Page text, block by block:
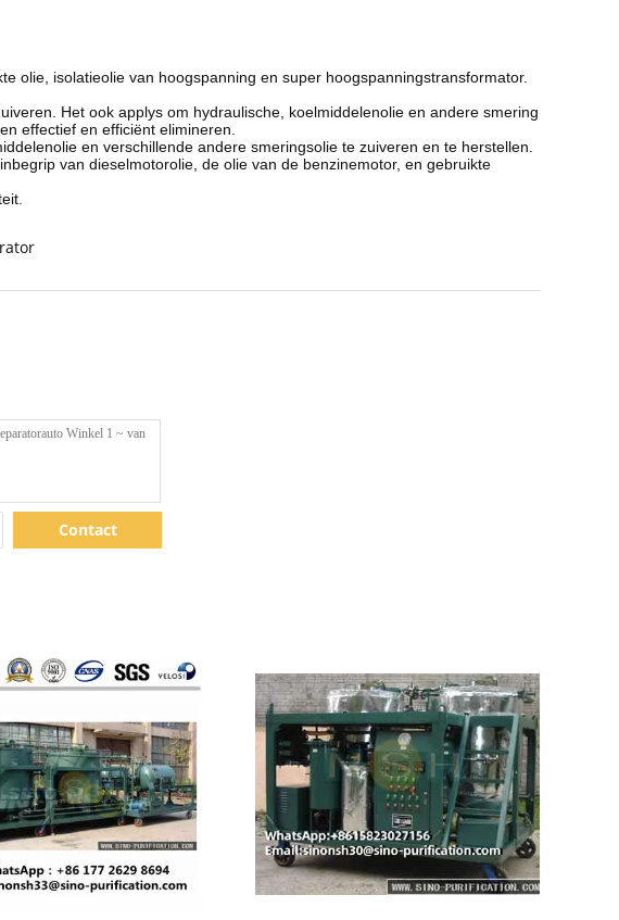
olie, isolatieolie van hoogspanning en super hoogspanningstransformator.
Het ook applys om hydraulische, koelmiddelenolie en andere smering
effectief en efficiënt elimineren.
en verschillende andere smeringsolie te zuiveren en te herstellen.
van dieselmotorolie, de olie van de benzinemotor, en gebruikte
Contact